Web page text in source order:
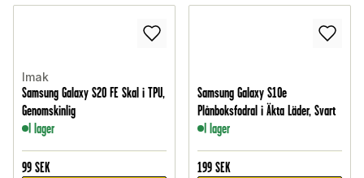
Imak
Samsung Galaxy S20 FE Skal i TPU,
Genomskinlig
I lager
99 SEK
Samsung Galaxy S10e
Plånboksfodral i Äkta Läder, Svart
I lager
199 SEK